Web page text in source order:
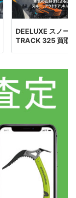
DEELUXE スノー
TRACK 325 買取